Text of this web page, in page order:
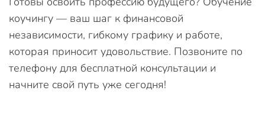
коучингу — ваш шаг к финансовой
независимости, гибкому графику и работе,
которая приносит удовольствие. Позвоните по
телефону для бесплатной консультации и
начните свой путь уже сегодня!